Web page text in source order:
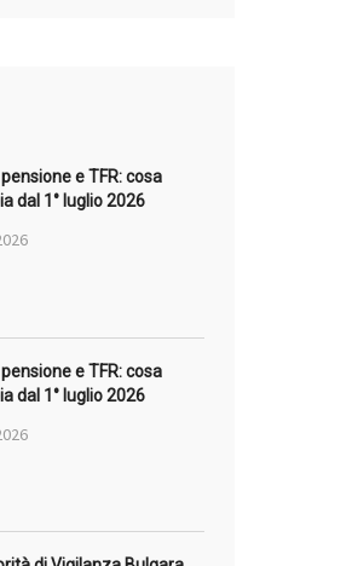
pensione e TFR: cosa
dal 1° luglio 2026
pensione e TFR: cosa
dal 1° luglio 2026